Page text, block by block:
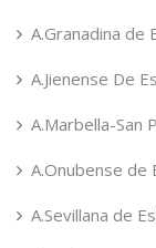
A.Granadina de
A.Jienense De
A.Marbella-San
A.Onubense de
A.Sevillana de